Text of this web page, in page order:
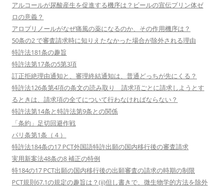
アルコールが尿酸産生を促進する機序は？ビールの宣伝プリン体ゼ
ロの意義？
アロプリノールがなぜ痛風の薬になるのか、その作用機序は？
50条の2 で審査請求時に知りえたなかった場合が除外される理由
特許法181条の趣旨
特許法第17条の5第3項
訂正拒絶理由通知と、審理終結通知は、普通どっちが先にくる？
特許法126条第4項の条文の読み取り 請求項ごとに請求しようとす
るときは、請求項の全てについて行わなければならない？
特許法第14条と特許法第9条との関係
「条約」足切回避作戦
パリ条第1条（４）
特許法184条の17 PCT外国語特許出願の国内移行後の審査請求
実用新案法48条の8 補正の特例
特184の17 PCT出願の国内移行後の出願審査の請求の時期の制限
PCT規則67.1の規定の趣旨は？(ii)但し書きで、微生物学的方法を除外